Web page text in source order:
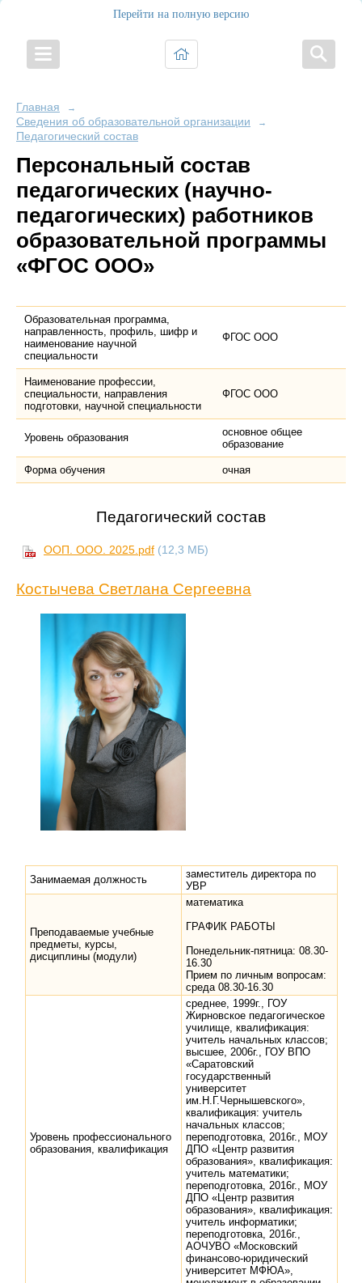
Перейти на полную версию
Главная →
Сведения об образовательной организации →
Педагогический состав
Персональный состав
педагогических (научно-
педагогических) работников
образовательной программы
«ФГОС ООО»
Образовательная программа,
направленность, профиль, шифр и
наименование научной
специальности
ФГОС ООО
Наименование профессии,
специальности, направления
подготовки, научной специальности
ФГОС ООО
Уровень образования
основное общее
образование
Форма обучения очная
Педагогический состав
ООП. ООО. 2025.pdf (12,3 МБ)
Костычева Светлана Сергеевна
Занимаемая должность
заместитель директора по
УВР
Преподаваемые учебные
предметы, курсы,
дисциплины (модули)
математика
ГРАФИК РАБОТЫ
Понедельник-пятница: 08.30-
16.30
Прием по личным вопросам:
среда 08.30-16.30
Уровень профессионального
образования, квалификация
среднее, 1999г., ГОУ
Жирновское педагогическое
училище, квалификация:
учитель начальных классов;
высшее, 2006г., ГОУ ВПО
«Саратовский
государственный
университет
им.Н.Г.Чернышевского»,
квалификация: учитель
начальных классов;
переподготовка, 2016г., МОУ
ДПО «Центр развития
образования», квалификация:
учитель математики;
переподготовка, 2016г., МОУ
ДПО «Центр развития
образования», квалификация:
учитель информатики;
переподготовка, 2016г.,
АОЧУВО «Московский
финансово-юридический
университет МФЮА»,